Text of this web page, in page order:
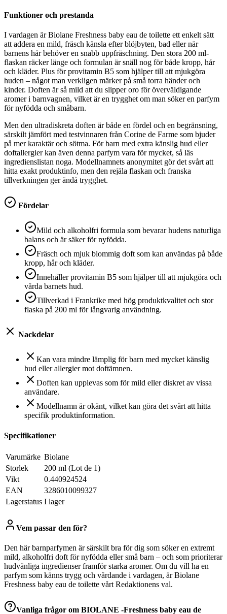
Funktioner och prestanda
I vardagen är Biolane Freshness baby eau de toilette ett enkelt sätt
att addera en mild, fräsch känsla efter blöjbyten, bad eller när
barnens hår behöver en snabb uppfräschning. Den stora 200 ml-
flaskan räcker länge och formulan är snäll nog för både kropp, hår
och kläder. Plus för provitamin B5 som hjälper till att mjukgöra
huden – något man verkligen märker på små torra händer och
kinder. Doften är så mild att du slipper oro för överväldigande
aromer i barnvagnen, vilket är en trygghet om man söker en parfym
för nyfödda och småbarn.
Men den ultradiskreta doften är både en fördel och en begränsning,
särskilt jämfört med testvinnaren från Corine de Farme som bjuder
på mer karaktär och sötma. För barn med extra känslig hud eller
doftallergier kan även denna parfym vara för mycket, så läs
ingredienslistan noga. Modellnamnets anonymitet gör det svårt att
hitta exakt produktinfo, men den rejäla flaskan och franska
tillverkningen ger ändå trygghet.
Fördelar
Mild och alkoholfri formula som bevarar hudens naturliga
balans och är säker för nyfödda.
Fräsch och mjuk blommig doft som kan användas på både
kropp, hår och kläder.
Innehåller provitamin B5 som hjälper till att mjukgöra och
vårda barnets hud.
Tillverkad i Frankrike med hög produktkvalitet och stor
flaska på 200 ml för långvarig användning.
Nackdelar
Kan vara mindre lämplig för barn med mycket känslig
hud eller allergier mot doftämnen.
Doften kan upplevas som för mild eller diskret av vissa
användare.
Modellnamn är okänt, vilket kan göra det svårt att hitta
specifik produktinformation.
Specifikationer
Varumärke Biolane
Storlek
200 ml (Lot de 1)
Vikt
0.440924524
EAN
3286010099327
Lagerstatus I lager
Vem passar den för?
Den här barnparfymen är särskilt bra för dig som söker en extremt
mild, alkoholfri doft för nyfödda eller små barn – och som prioriterar
hudvänliga ingredienser framför starka aromer. Om du vill ha en
parfym som känns trygg och vårdande i vardagen, är Biolane
Freshness baby eau de toilette vårt Redaktionens val.
Vanliga frågor om BIOLANE -Freshness baby eau de